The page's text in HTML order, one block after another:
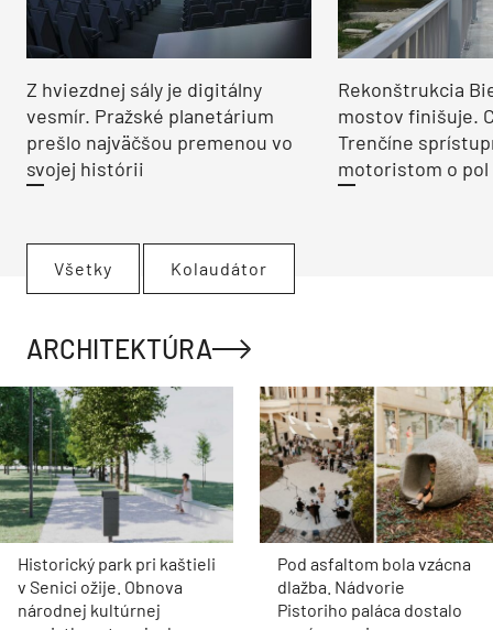
Z hviezdnej sály je digitálny
vesmír. Pražské planetárium
prešlo najväčšou premenou vo
svojej histórii
Rekonštrukcia
mostov finišuje.
Trenčíne
motoristom o pol
Všetky Kolaudátor
ARCHITEKTÚRA
Historický park pri kaštieli
v Senici ožije. Obnova
národnej kultúrnej
Pod asfaltom bola vzácna
dlažba. Nádvorie
Pistoriho paláca dostalo